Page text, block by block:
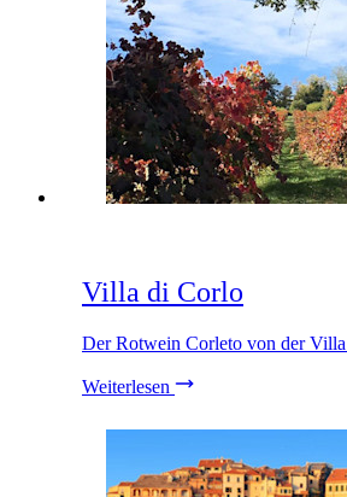
Villa di Corlo
Der Rotwein Corleto von der Villa
Weiterlesen